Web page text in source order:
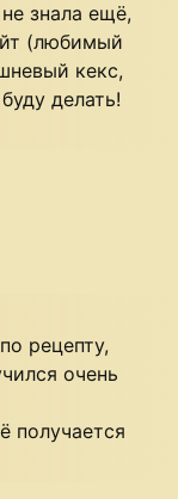
знала ещё,
(любимый
кекс,
делать!
рецепту,
очень
получается